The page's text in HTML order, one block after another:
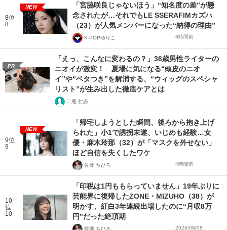
8位
8
NEW
「宮脇咲良じゃないほう」“知名度の差”が懸
念されたが…それでもLE SSERAFIMカズハ
（23）が人気メンバーになった“納得の理由”
K-POPゆりこ 8時間前
PR
「えっ、こんなに変わるの？」36歳男性ライターの
ニオイが激変！ 夏場に気になる“頭皮のニオ
イ”や“ベタつき”を解消する、“ウィッグのスペシャ
リスト”が生み出した徹底ケアとは
二瓶 仁志
9位
9
NEW
「帰宅しようとした瞬間、後ろから抱き上げ
られた」小1で誘拐未遂、いじめも経験…女
優・麻木玲那（32）が「マスクを外せない」
ほど自信を失くしたワケ
佐藤 ちひろ 4時間前
10
位
10
「印税は1円ももらっていません」19年ぶりに
芸能界に復帰したZONE・MIZUHO（38）が
明かす、紅白3年連続出場したのに“月収8万
円”だった絶頂期
佐藤 ちひろ 2026/08/08